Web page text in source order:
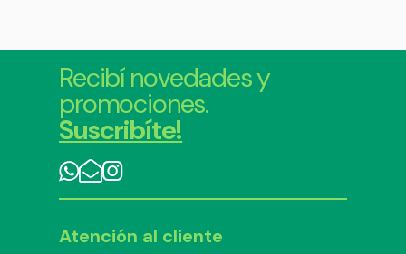
Recibí novedades y
promociones.
Suscribíte!
Atención al cliente